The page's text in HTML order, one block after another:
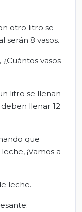
otro litro se
serán 8 vasos.
vasos
litro se llenan
llenar 12
que
¡Vamos a
leche.